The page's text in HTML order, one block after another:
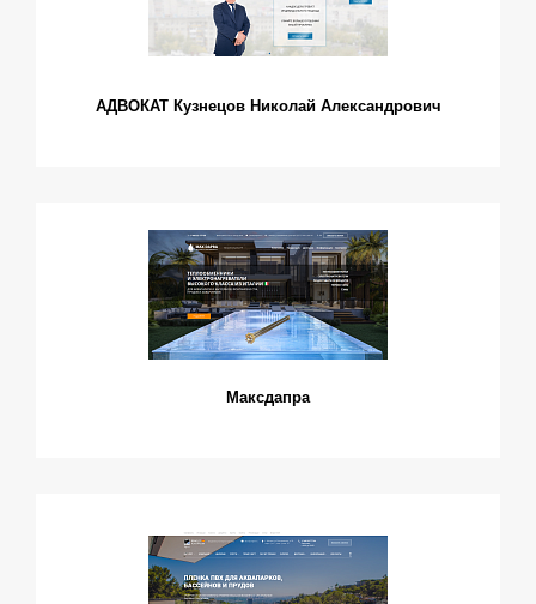
АДВОКАТ Кузнецов Николай Александрович
Максдапра